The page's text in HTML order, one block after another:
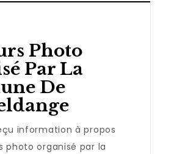
Photo
Par La
De
information à propos
photo organisé par la